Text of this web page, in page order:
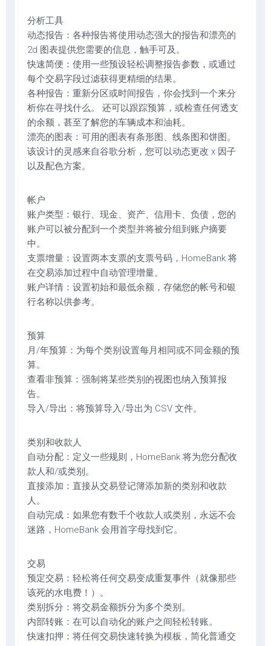
分析工具
动态报告：各种报告将使用动态强大的报告和漂亮的
2d 图表提供您需要的信息，触手可及。
快速简便：使用一些预设轻松调整报告参数，或通过
每个交易字段过滤获得更精细的结果。
各种报告：重新分区或时间报告，你会找到一个来分
析你在寻找什么。 还可以跟踪预算，或检查任何透支
的余额，甚至了解您的车辆成本和油耗。
漂亮的图表：可用的图表有条形图、线条图和饼图。
该设计的灵感来自谷歌分析，您可以动态更改 x 因子
以及配色方案。
帐户
账户类型：银行、现金、资产、信用卡、负债，您的
账户可以被分配到一个类型并将被分组到账户摘要
中。
支票增量：设置两本支票的支票号码，HomeBank 将
在交易添加过程中自动管理增量。
账户详情：设置初始和最低余额，存储您的帐号和银
行名称以供参考。
预算
月/年预算：为每个类别设置每月相同或不同金额的预
算。
查看非预算：强制将某些类别的视图也纳入预算报
告。
导入/导出：将预算导入/导出为 CSV 文件。
类别和收款人
自动分配：定义一些规则，HomeBank 将为您分配收
款人和/或类别。
直接添加：直接从交易登记簿添加新的类别和收款
人。
自动完成：如果您有数千个收款人或类别，永远不会
迷路，HomeBank 会用首字母找到它。
交易
预定交易：轻松将任何交易变成重复事件（就像那些
该死的水电费！）。
类别拆分：将交易金额拆分为多个类别。
内部转账：在可以自动化的账户之间轻松转账。
快速扣押：将任何交易快速转换为模板，简化普通交